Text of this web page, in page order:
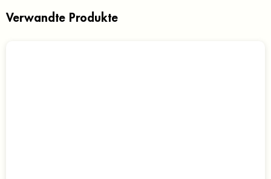
Verwandte Produkte